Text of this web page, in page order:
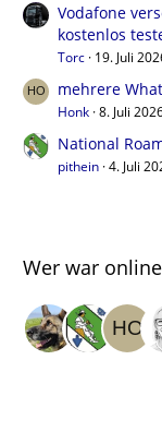
Vodafone
kostenlos
Torc 19. Juli
mehrere
Honk 8. Juli
National
pithein 4. Juli
Wer war